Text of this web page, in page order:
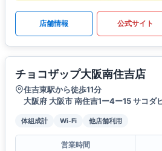
店舗情報 公式サイト
チョコザップ大阪南住吉店
住吉東駅から徒歩11分
大阪府 大阪市 南住吉1ー4ー15 サコダ
体組成計 Wi-Fi 他店舗利用
営業時間